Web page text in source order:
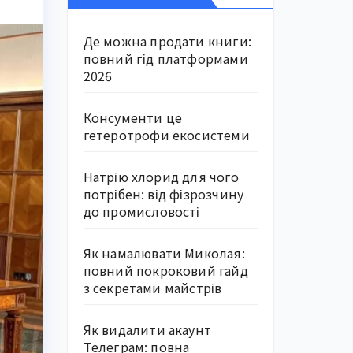
Де можна продати книги:
повний гід платформами
2026
Консументи це
гетеротрофи екосистеми
Натрію хлорид для чого
потрібен: від фізрозчину
до промисловості
Як намалювати Миколая:
повний покроковий гайд
з секретами майстрів
Як видалити акаунт
Телеграм: повна